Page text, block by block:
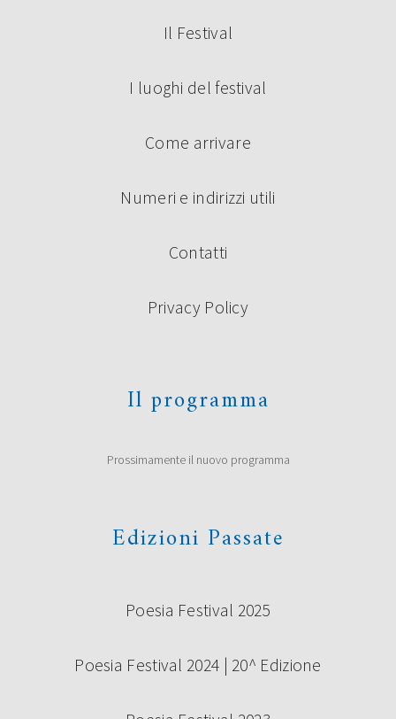
Il Festival
I luoghi del festival
Come arrivare
Numeri e indirizzi utili
Contatti
Privacy Policy
Il programma
Prossimamente il nuovo programma
Edizioni Passate
Poesia Festival 2025
Poesia Festival 2024 | 20^ Edizione